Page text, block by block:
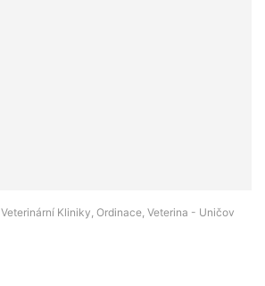
Veterinární Kliniky, Ordinace, Veterina - Uničov